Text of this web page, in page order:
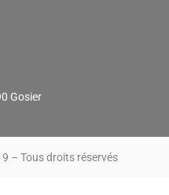
Gosier
– Tous droits réservés